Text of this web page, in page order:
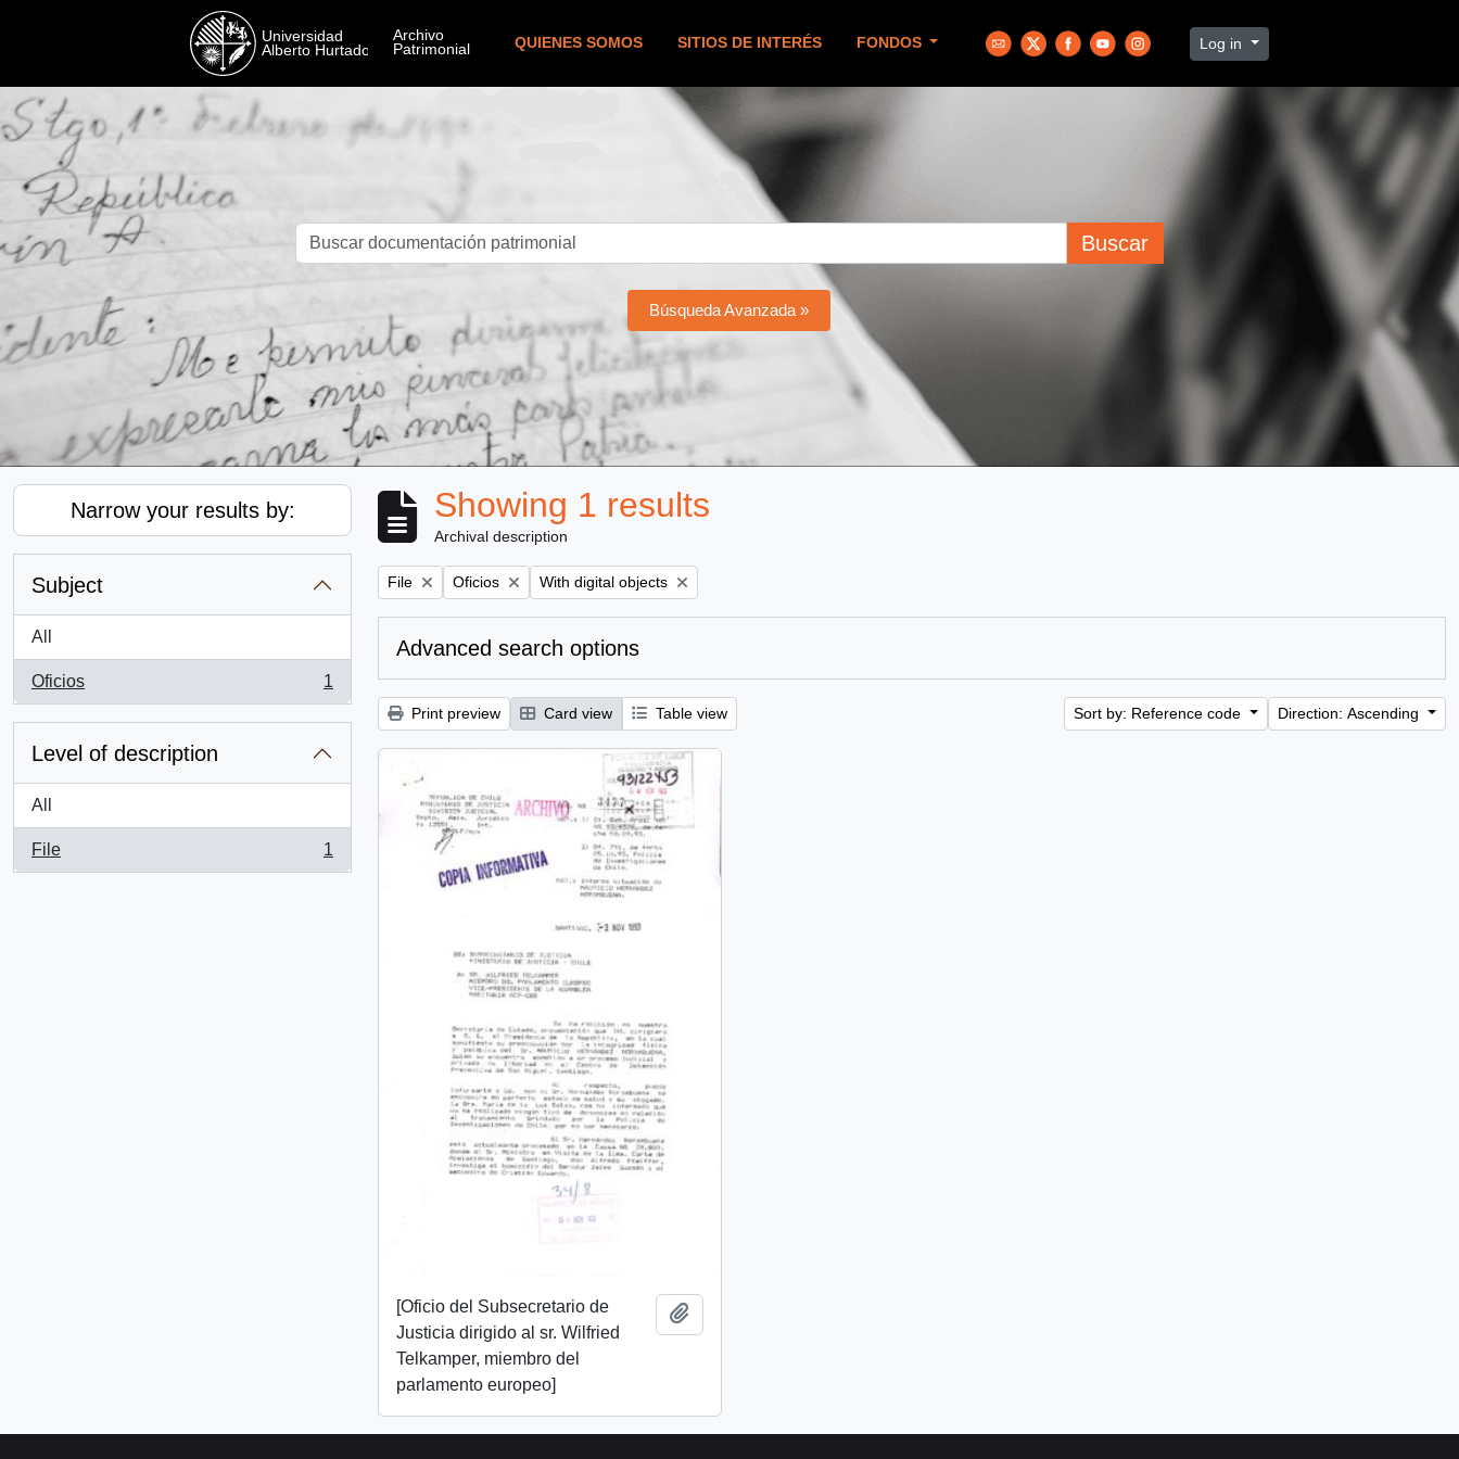
QUIENES SOMOS SITIOS DE INTERÉS FONDOS Log in
Buscar
Búsqueda Avanzada »
Narrow your results by:
Subject
All
Oficios
, 1 results
1
Level of description
All
File
, 1 results
1
Showing 1 results
Archival description
Remove filter:
File Remove filter:
Oficios Remove filter:
With digital objects
Advanced search options
Print preview Card view Table view Sort by: Reference code Direction: Ascending
[Oficio del Subsecretario de
Justicia dirigido al sr. Wilfried
Telkamper, miembro del
parlamento europeo]